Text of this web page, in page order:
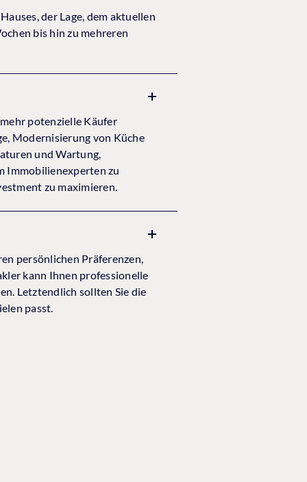
der Lage, dem aktuellen
bis hin zu mehreren
potenzielle Käufer
Modernisierung von Küche
und Wartung,
Immobilienexperten zu
zu maximieren.
persönlichen Präferenzen,
kann Ihnen professionelle
Letztendlich sollten Sie die
passt.